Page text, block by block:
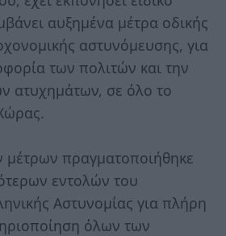
αυξημένα μέτρα οδικής
αστυνόμευσης, για
των πολιτών και την
ατυχημάτων, σε όλο το
μέτρων πραγματοποιήθηκε
εντολών του
Αστυνομίας για πλήρη
όλων των